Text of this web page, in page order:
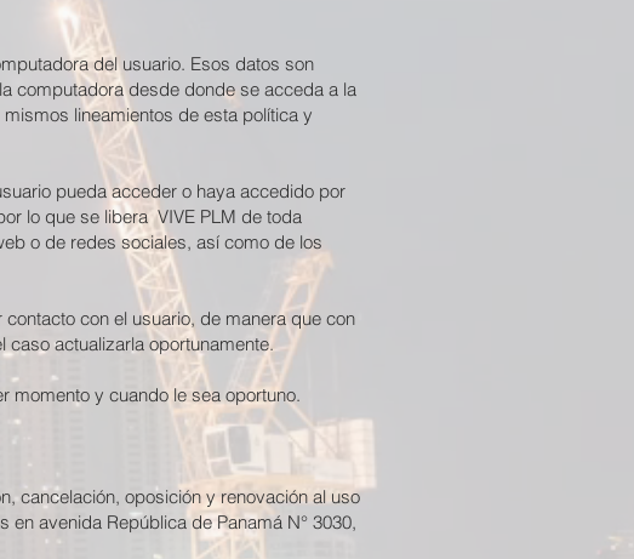
del usuario. Esos datos son
computadora desde donde se acceda a la
lineamientos de esta política y
pueda acceder o haya accedido por
lo que se libera VIVE PLM de toda
o de redes sociales, así como de los
con el usuario, de manera que con
actualizarla oportunamente.
momento y cuando le sea oportuno.
cancelación, oposición y renovación al uso
avenida República de Panamá N° 3030,